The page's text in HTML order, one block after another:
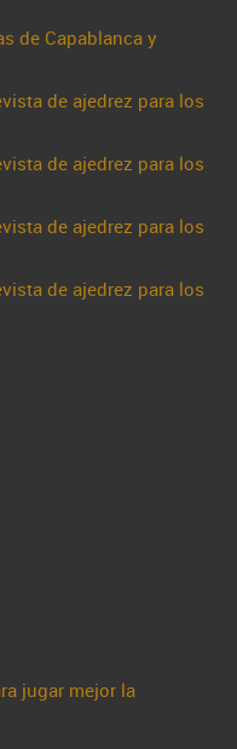
de Capablanca y
de ajedrez para los
de ajedrez para los
de ajedrez para los
de ajedrez para los
jugar mejor la